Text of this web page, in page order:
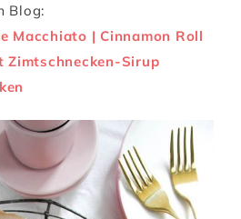
Blog:
Macchiato | Cinnamon Roll
Zimtschnecken-Sirup